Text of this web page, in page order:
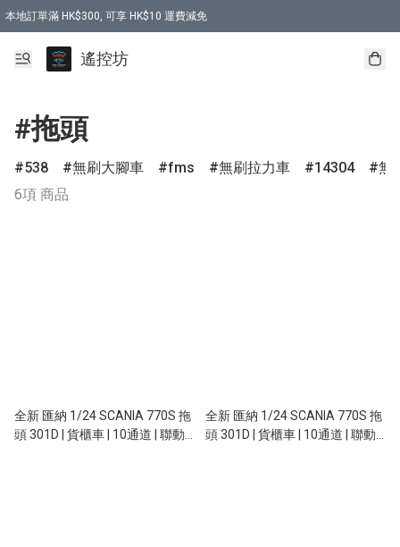
本地訂單滿 HK$300, 可享 HK$10 運費減免
購買 7.6V 6500mah 70C 電池 送 7.6V USB充電器
遙控坊
#拖頭
538 無刷大腳車 fms 無刷拉力車 14304
無
6項 商品
全新 匯納 1/24 SCANIA 770S 拖
頭 301D | 貨櫃車 | 10通道 | 聯動
全新 匯納 1/24 SCANIA 770S 拖
頭 301D | 貨櫃車 | 10通道 | 聯動